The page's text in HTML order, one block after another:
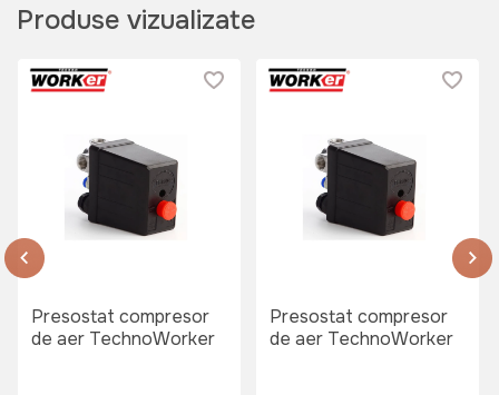
Produse vizualizate
Presostat compresor
de aer TechnoWorker
Presostat compresor
de aer TechnoWorker